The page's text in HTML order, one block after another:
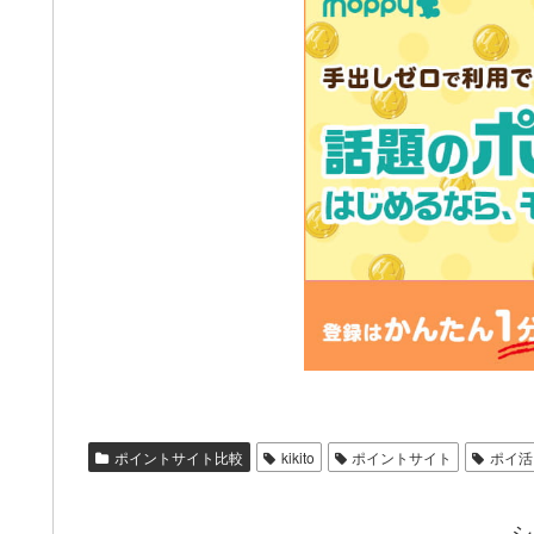
ポイントサイト比較 kikito ポイントサイト ポイ活